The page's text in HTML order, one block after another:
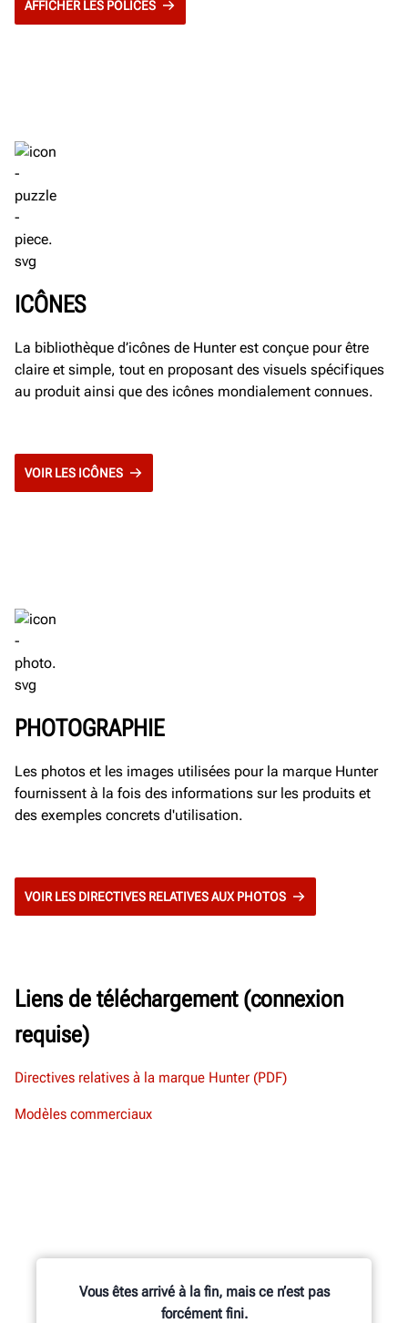
AFFICHER LES POLICES
ICÔNES
La bibliothèque d’icônes de Hunter est conçue pour être
claire et simple, tout en proposant des visuels spécifiques
au produit ainsi que des icônes mondialement connues.
VOIR LES ICÔNES
PHOTOGRAPHIE
Les photos et les images utilisées pour la marque Hunter
fournissent à la fois des informations sur les produits et
des exemples concrets d'utilisation.
VOIR LES DIRECTIVES RELATIVES AUX PHOTOS
Liens de téléchargement (connexion
requise)
Directives relatives à la marque Hunter (PDF)
Modèles commerciaux
Vous êtes arrivé à la fin, mais ce n’est pas
forcément fini.